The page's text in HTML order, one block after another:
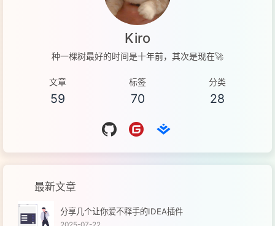
Kiro
种一棵树最好的时间是十年前，其次是现在🚀
文章
59
标签
70
分类
28
最新文章
分享几个让你爱不释手的IDEA插件